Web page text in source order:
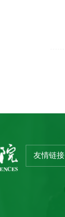
友情链接